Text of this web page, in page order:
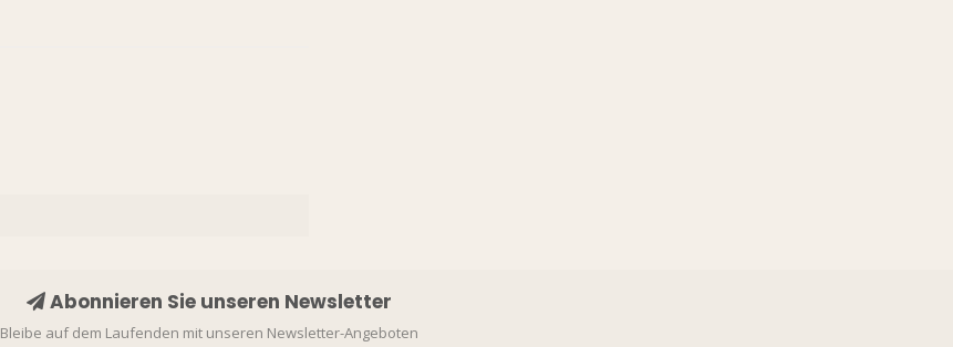
Abonnieren Sie unseren Newsletter
Bleibe auf dem Laufenden mit unseren Newsletter-Angeboten